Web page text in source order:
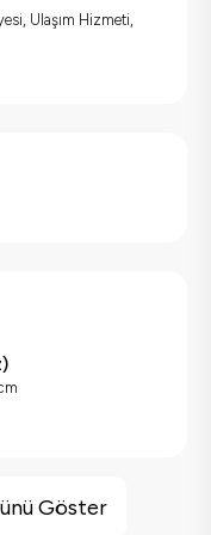
Ulaşım Hizmeti,
)
Göster